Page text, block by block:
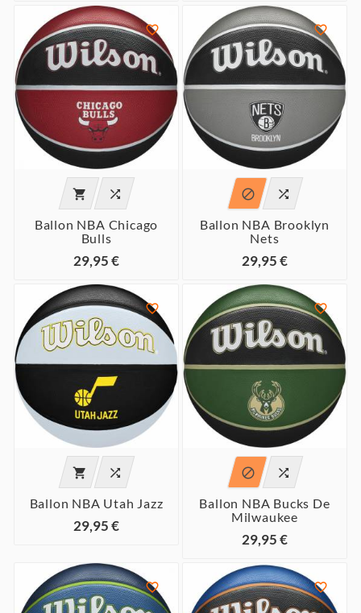

 
Ballon NBA Chicago
Bulls
29,95 €

 
Ballon NBA Brooklyn
Nets
29,95 €

 
Ballon NBA Utah Jazz
29,95 €

 
Ballon NBA Bucks De
Milwaukee
29,95 €
 